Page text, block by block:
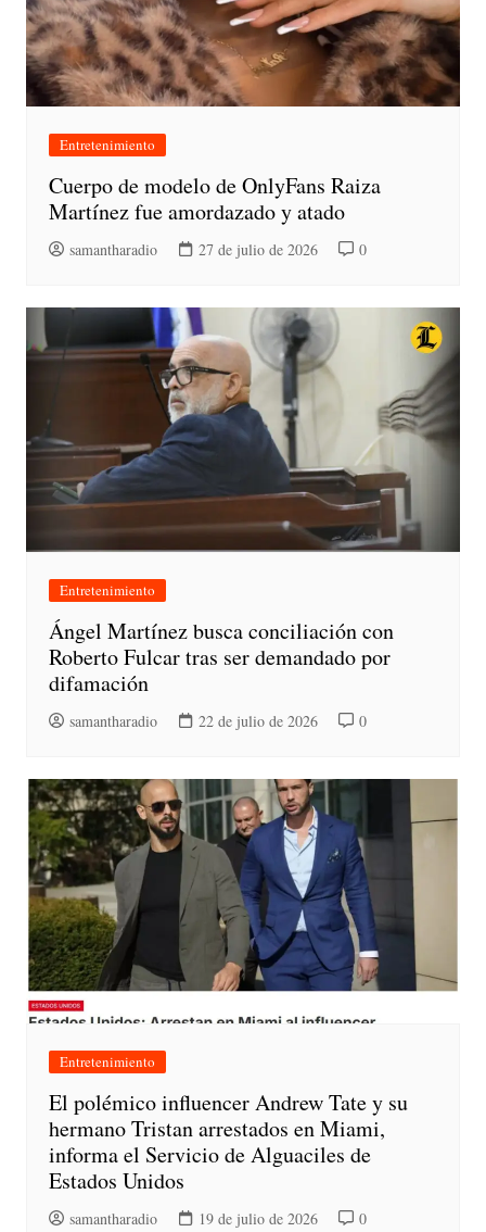
Entretenimiento
Cuerpo de modelo de OnlyFans Raiza
Martínez fue amordazado y atado
samantharadio 27 de julio de 2026 0
Entretenimiento
Ángel Martínez busca conciliación con
Roberto Fulcar tras ser demandado por
difamación
samantharadio 22 de julio de 2026 0
Entretenimiento
El polémico influencer Andrew Tate y su
hermano Tristan arrestados en Miami,
informa el Servicio de Alguaciles de
Estados Unidos
samantharadio 19 de julio de 2026 0